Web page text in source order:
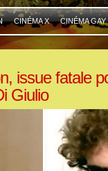
CINÉMA X CINÉMA GAY
issue fatale
Giulio